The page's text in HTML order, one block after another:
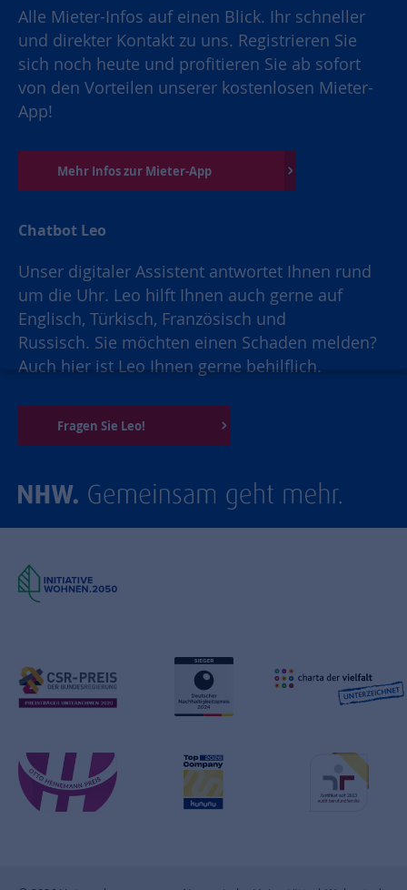
Alle Mieter-Infos auf einen Blick. Ihr schneller
und direkter Kontakt zu uns. Registrieren Sie
sich noch heute und profitieren Sie ab sofort
von den Vorteilen unserer kostenlosen Mieter-
App!
Mehr Infos zur Mieter-App
Chatbot Leo
Unser digitaler Assistent antwortet Ihnen rund
um die Uhr. Leo hilft Ihnen auch gerne auf
Englisch, Türkisch, Französisch und
Russisch. Sie möchten einen Schaden melden?
Auch hier ist Leo Ihnen gerne behilflich.
Fragen Sie Leo!